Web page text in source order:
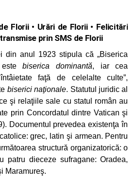
Florii • Urări de Florii • Felicitări
prin SMS de Florii
din anul 1923 stipula că „Biserica
estebiserica dominantă, iar cea
faţă de celelalte culte”,
biserici naţionale. Statutul juridic al
şi relaţiile sale cu statul român au
prin Concordatul dintre Vatican şi
Documentul prevedea existenţa în
grec, latin şi armean. Pentru
structură organizatorică: o
patru dieceze sufragane: Oradea,
Maramureş.